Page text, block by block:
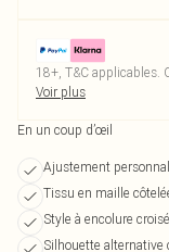
18+, T&C applicables.
Voir plus
En un coup d’œil
Ajustement
Tissu en maille
Style à encolure
Silhouette alternative